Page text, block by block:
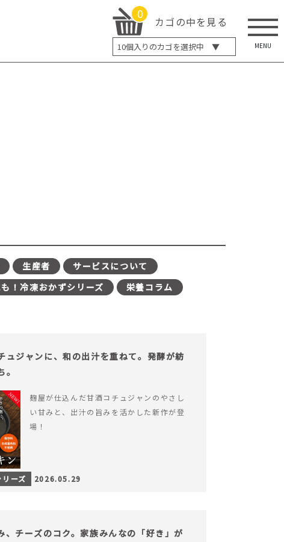
0
カゴの中を見る
10個入りのカゴを選択中 ▼
5個入り
MENU
生産者
サービスについて
！冷凍おかずシリーズ
栄養コラム
ュジャンに、和の出汁を重ねて。発酵が紡
麹屋が仕込んだ甘酒コチュジャンのやさし
い甘みと、出汁の旨みを活かした新作が登
場！
ーズ 2026.05.29
、チーズのコク。家族みんなの「好き」が